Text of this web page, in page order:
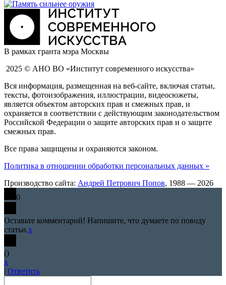
В рамках гранта мэра Москвы
2025 © АНО ВО «Институт современного искусства»
Вся информация, размещенная на веб-сайте, включая статьи,
тексты, фотоизображения, иллюстрации, видеосюжеты,
является объектом авторских прав и смежных прав, и
охраняется в соответствии с действующим законодательством
Российской Федерации о защите авторских прав и о защите
смежных прав.
Все права защищены и охраняются законом.
Политика в отношении обработки персональных данных »
Производство сайта: Андрей Петрович Попов, 1988 — 2026
0
Оставьте комментарий! Напишите, что думаете по поводу
статьи.x
()
x
| Ответить